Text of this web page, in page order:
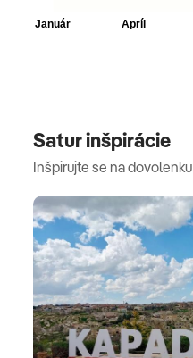
Satur inšpirácie
Inšpirujte se na